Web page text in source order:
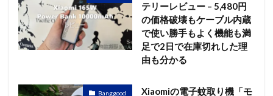
テリーレビュー – 5,480円
の価格破壊もケーブル内蔵
で使い勝手もよく機能も満
足で2日で在庫切れした理
由も分かる
Banggood
Xiaomiの電子蚊取り機「モ